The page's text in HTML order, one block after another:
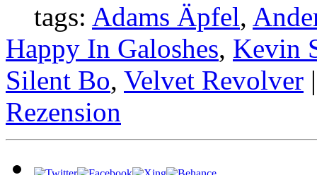
tags: Adams Äpfel,
Happy In Galoshes, Kevin
Silent Bo, Velvet Revolver
Rezension